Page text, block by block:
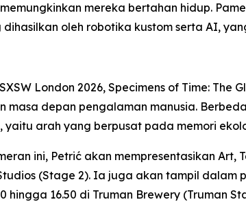
mereka bertahan hidup.
oleh robotika kustom serta AI,
London 2026, Specimens of Time: The
masa depan pengalaman manusia.
arah yang berpusat pada memori
ini, Petrić akan mempresentasikan Art,
(Stage 2). Ia juga akan tampil dalam
hingga 16.50 di Truman Brewery (Truman